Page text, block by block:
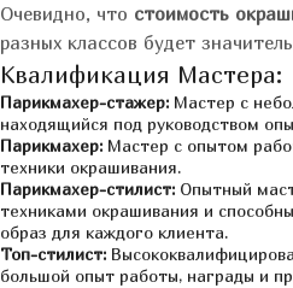
Очевидно, что стоимость
разных классов будет
Квалификация Мастера:
Парикмахер-стажер: Мастер с
находящийся под руководством
Парикмахер: Мастер с опытом
техники окрашивания.
Парикмахер-стилист: Опытный
техниками окрашивания и
образ для каждого клиента.
Топ-стилист:
большой опыт работы, награды и